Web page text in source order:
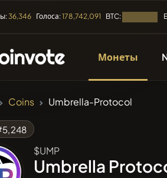
36,346 Голоса:178,742,091 BTC:
Монеты
Coins Umbrella-Protocol
$UMP
Umbrella